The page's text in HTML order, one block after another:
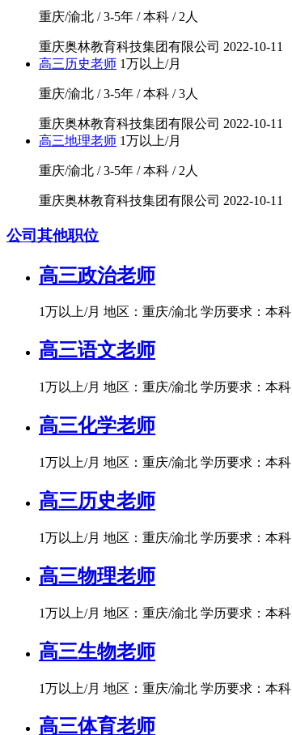
重庆/渝北 / 3-5年 / 本科 / 2人
重庆奥林教育科技集团有限公司 2022-10-11
高三历史老师 1万以上/月
重庆/渝北 / 3-5年 / 本科 / 3人
重庆奥林教育科技集团有限公司 2022-10-11
高三地理老师 1万以上/月
重庆/渝北 / 3-5年 / 本科 / 2人
重庆奥林教育科技集团有限公司 2022-10-11
公司其他职位
高三政治老师
1万以上/月 地区：重庆/渝北 学历要求：本科
高三语文老师
1万以上/月 地区：重庆/渝北 学历要求：本科
高三化学老师
1万以上/月 地区：重庆/渝北 学历要求：本科
高三历史老师
1万以上/月 地区：重庆/渝北 学历要求：本科
高三物理老师
1万以上/月 地区：重庆/渝北 学历要求：本科
高三生物老师
1万以上/月 地区：重庆/渝北 学历要求：本科
高三体育老师